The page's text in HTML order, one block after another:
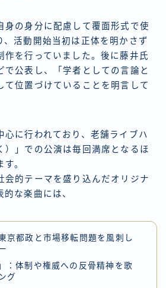
身の身分に配慮して覆面形式で使
、活動開始当初は正体を明かさず
作を行っていました。後に藤井氏
で公表し、「学者としての言論と
て位置づけていることを明言して
心に行われており、老舗ライブハ
）」での公演は毎回満席となるほ
。
会的テーマを盛り込んだオリジナ
な楽曲には、
京都政と市場移転問題を風刺し
：体制や権威への反骨精神を歌
グ